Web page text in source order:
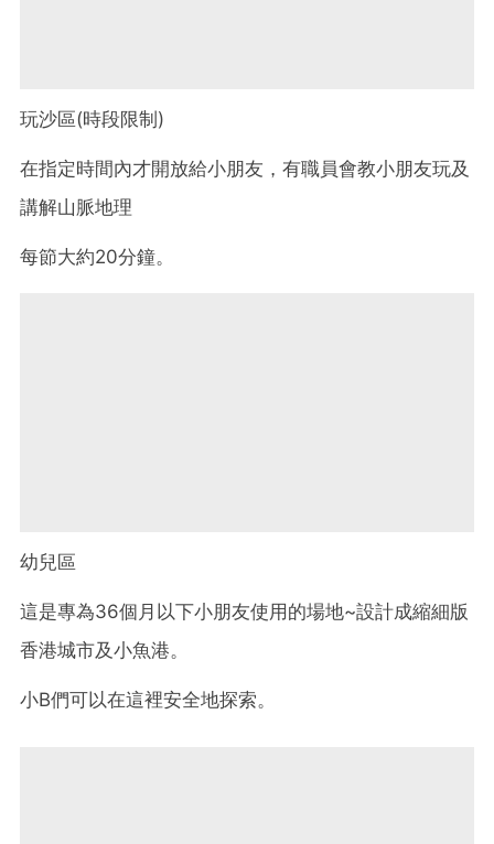
玩沙區(時段限制)
在指定時間內才開放給小朋友，有職員會教小朋友玩及
講解山脈地理
每節大約20分鐘。
幼兒區
這是專為36個月以下小朋友使用的場地~設計成縮細版
香港城市及小魚港。
小B們可以在這裡安全地探索。